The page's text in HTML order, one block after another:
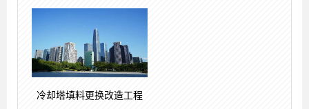
冷却塔填料更换改造工程